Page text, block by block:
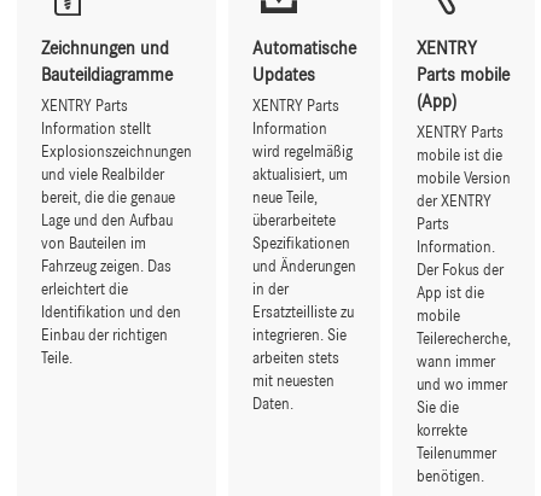
Zeichnungen und
Bauteildiagramme
XENTRY Parts
Information stellt
Explosionszeichnungen
und viele Realbilder
bereit, die die genaue
Lage und den Aufbau
von Bauteilen im
Fahrzeug zeigen. Das
erleichtert die
Identifikation und den
Einbau der richtigen
Teile.
Automatische
Updates
XENTRY Parts
Information
wird regelmäßig
aktualisiert, um
neue Teile,
überarbeitete
Spezifikationen
und Änderungen
in der
Ersatzteilliste zu
integrieren. Sie
arbeiten stets
mit neuesten
Daten.
XENTRY
Parts mobile
(App)
XENTRY Parts
mobile ist die
mobile Version
der XENTRY
Parts
Information.
Der Fokus der
App ist die
mobile
Teilerecherche,
wann immer
und wo immer
Sie die
korrekte
Teilenummer
benötigen.